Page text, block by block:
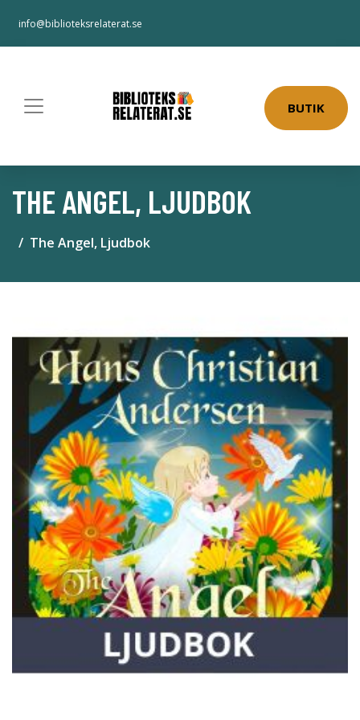
info@biblioteksrelaterat.se
BUTIK
THE ANGEL, LJUDBOK
The Angel, Ljudbok